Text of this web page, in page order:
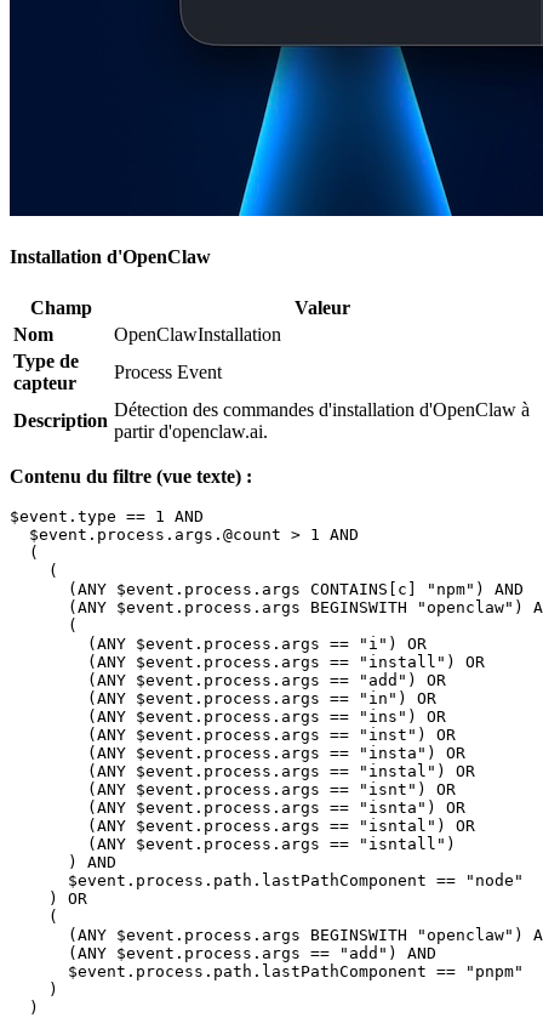
Installation d'OpenClaw
Champ
Valeur
Nom
OpenClawInstallation
Type de
capteur
Process Event
Description
Détection des commandes d'installation d'OpenClaw à
partir d'openclaw.ai.
Contenu du filtre (vue texte) :
$event.type == 1 AND
  $event.process.args.@count > 1 AND
  (
    (
      (ANY $event.process.args CONTAINS[c] "npm") AND
(ANY $event.process.args BEGINSWITH "openclaw")
      (
        (ANY $event.process.args == "i") OR
        (ANY $event.process.args == "install") OR
        (ANY $event.process.args == "add") OR
        (ANY $event.process.args == "in") OR
        (ANY $event.process.args == "ins") OR
        (ANY $event.process.args == "inst") OR
        (ANY $event.process.args == "insta") OR
        (ANY $event.process.args == "instal") OR
        (ANY $event.process.args == "isnt") OR
        (ANY $event.process.args == "isnta") OR
        (ANY $event.process.args == "isntal") OR
        (ANY $event.process.args == "isntall")
      ) AND
      $event.process.path.lastPathComponent == "node"
    ) OR
    (
(ANY $event.process.args BEGINSWITH "openclaw")
      (ANY $event.process.args == "add") AND
      $event.process.path.lastPathComponent == "pnpm"
    )